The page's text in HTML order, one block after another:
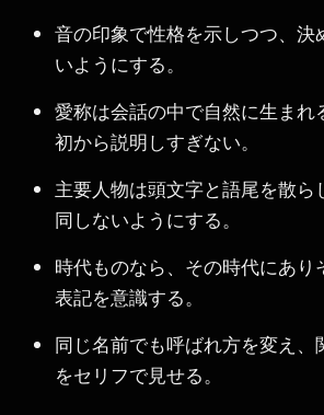
音の印象で性格を示しつつ、決
いようにする。
愛称は会話の中で自然に生まれ
初から説明しすぎない。
主要人物は頭文字と語尾を散ら
同しないようにする。
時代ものなら、その時代にあり
表記を意識する。
同じ名前でも呼ばれ方を変え、
をセリフで見せる。